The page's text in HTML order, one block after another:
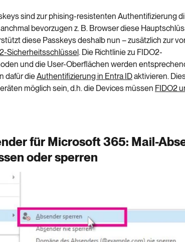
sind zur phising-resistenten Authentifizierung
bevorzugen z. B. Browser diese
diese Passkeys deshalb nun – zusätzlich zur
Sicherheitsschlüssel. Die Richtlinie zu FIDO2-
und die User-Oberflächen werden
dafür dieAuthentifizierung in Entra IDaktivieren.
möglich sein, d.h. die Devices müssen FIDO2
für Microsoft 365: Mail-
oder sperren